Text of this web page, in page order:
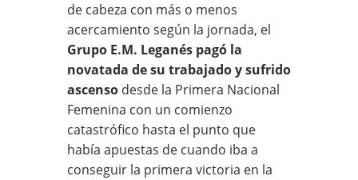
de cabeza con más o menos
acercamiento según la jornada, el
Grupo E.M. Leganés pagó la
novatada de su trabajado y sufrido
ascenso desde la Primera Nacional
Femenina con un comienzo
catastrófico hasta el punto que
había apuestas de cuando iba a
conseguir la primera victoria en la